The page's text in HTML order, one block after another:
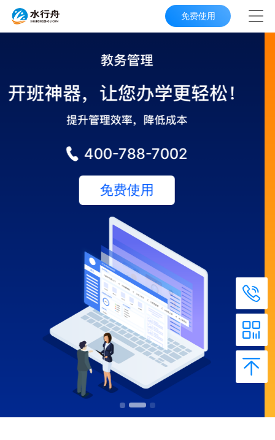
免费使用
400-788-7002
立即使用